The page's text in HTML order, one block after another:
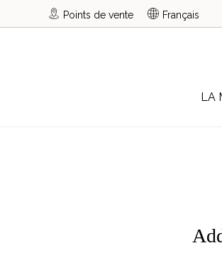
Points de vente Français
LA